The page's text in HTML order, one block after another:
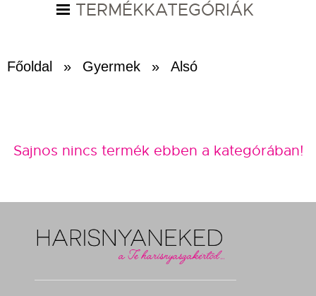
TERMÉKKATEGÓRIÁK
Főoldal » Gyermek » Alsó
Sajnos nincs termék ebben a kategórában!